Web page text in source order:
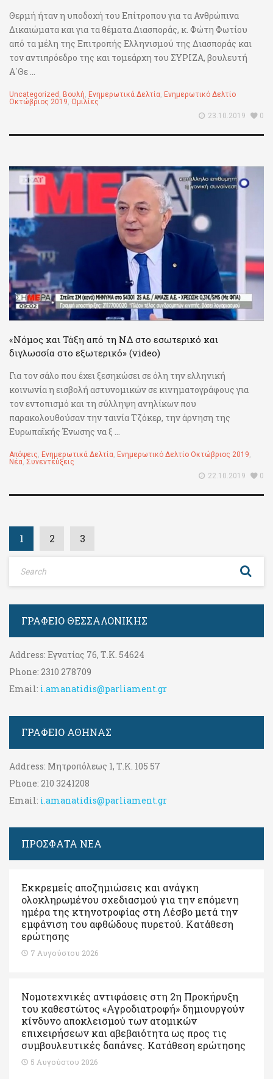
Θερμή ήταν η υποδοχή του Επίτροπου για τα Ανθρώπινα
Δικαιώματα και για τα θέματα Διασποράς, κ. Φώτη Φωτίου
από τα μέλη της Επιτροπής Ελληνισμού της Διασποράς και
τον αντιπρόεδρο της και τομεάρχη του ΣΥΡΙΖΑ, βουλευτή
Α΄Θε ...
Uncategorized , Βουλή, Ενημερωτικά Δελτία, Ενημερωτικό Δελτίο
Οκτώβριος 2019, Ομιλίες
23.10.2019
0
«Νόμος και Τάξη από τη ΝΔ στο εσωτερικό και
διγλωσσία στο εξωτερικό» (video)
Για τον σάλο που έχει ξεσηκώσει σε όλη την ελληνική
κοινωνία η εισβολή αστυνομικών σε κινηματογράφους για
τον εντοπισμό και τη σύλληψη ανηλίκων που
παρακολουθούσαν την ταινία Τζόκερ, την άρνηση της
Ευρωπαϊκής Ένωσης να ξ ...
Απόψεις Ενημερωτικά Δελτία Ενημερωτικό Δελτίο Οκτώβριος 2019
Νέα ,Συνεντεύξεις
22.10.2019
0
1 2 3
ΓΡΑΦΕΊΟ ΘΕΣΣΑΛΟΝΊΚΗΣ
Address: Εγνατίας 76, Τ.Κ. 54624
Phone: 2310 278709
Email: i.amanatidis@parliament.gr
ΓΡΑΦΕΊΟ ΑΘΉΝΑΣ
Address: Μητροπόλεως 1, Τ.Κ. 105 57
Phone: 210 3241208
Email: i.amanatidis@parliament.gr
ΠΡΟΣΦΑΤΑ ΝΕΑ
Εκκρεμείς αποζημιώσεις και ανάγκη
ολοκληρωμένου σχεδιασμού για την επόμενη
ημέρα της κτηνοτροφίας στη Λέσβο μετά την
εμφάνιση του αφθώδους πυρετού. Kατάθεση
ερώτησης
7 Αυγούστου 2026
Νομοτεχνικές αντιφάσεις στη 2η Προκήρυξη
του καθεστώτος «Αγροδιατροφή» δημιουργούν
κίνδυνο αποκλεισμού των ατομικών
επιχειρήσεων και αβεβαιότητα ως προς τις
συμβουλευτικές δαπάνες. Κατάθεση ερώτησης
5 Αυγούστου 2026